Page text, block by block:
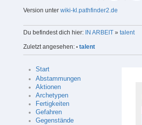
Version unter wiki-kl.pathfinder2.de
Du befindest dich hier: IN ARBEIT» talent
Zuletzt angesehen: • talent
Start
Abstammungen
Aktionen
Archetypen
Fertigkeiten
Gefahren
Gegenstände